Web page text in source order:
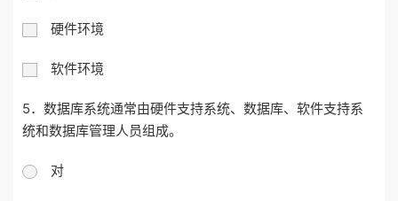
硬件环境
软件环境
5．数据库系统通常由硬件支持系统、数据库、软件支持系
统和数据库管理人员组成。
对